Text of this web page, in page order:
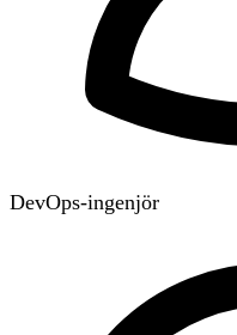
DevOps-ingenjör